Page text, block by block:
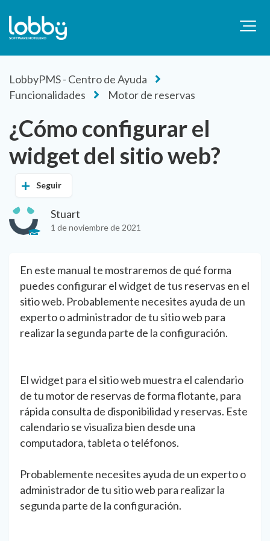
LobbyPMS - Centro de Ayuda
Funcionalidades
Motor de reservas
¿Cómo configurar el
widget del sitio web?
Seguir
Stuart
1 de noviembre de 2021
En este manual te mostraremos de qué forma
puedes configurar el widget de tus reservas en el
sitio web. Probablemente necesites ayuda de un
experto o administrador de tu sitio web para
realizar la segunda parte de la configuración.
El widget para el sitio web muestra el calendario
de tu motor de reservas de forma flotante, para
rápida consulta de disponibilidad y reservas. Este
calendario se visualiza bien desde una
computadora, tableta o teléfonos.
Probablemente necesites ayuda de un experto o
administrador de tu sitio web para realizar la
segunda parte de la configuración.